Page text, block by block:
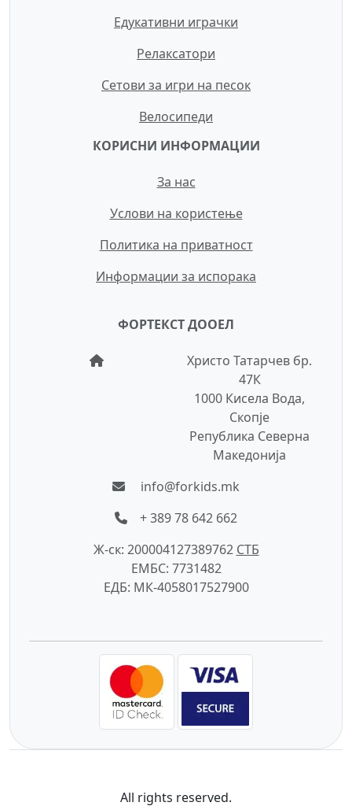
Едукативни играчки
Релаксатори
Сетови за игри на песок
Велосипеди
КОРИСНИ ИНФОРМАЦИИ
За нас
Услови на користење
Политика на приватност
Информации за испорака
ФОРТЕКСТ ДООЕЛ
Христо Татарчев бр.
47К
1000 Кисела Вода,
Скопје
Република Северна
Македонија
info@forkids.mk
+ 389 78 642 662
Ж-ск: 200004127389762 СTБ
ЕМБС: 7731482
ЕДБ: МК-4058017527900
All rights reserved.